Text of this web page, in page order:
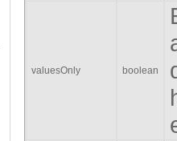
valuesOnly boolean